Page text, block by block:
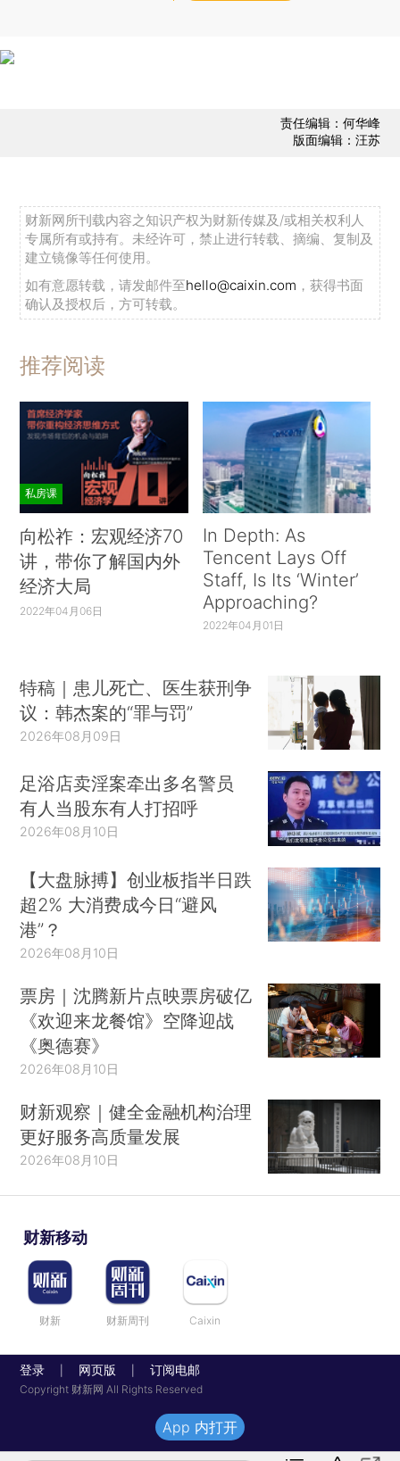
责任编辑：何华峰
版面编辑：汪苏
财新网所刊载内容之知识产权为财新传媒及/或相关权利人
专属所有或持有。未经许可，禁止进行转载、摘编、复制及
建立镜像等任何使用。
如有意愿转载，请发邮件至hello@caixin.com ，获得书面
确认及授权后，方可转载。
推荐阅读
私房课
向松祚：宏观经济70
讲，带你了解国内外
经济大局
2022年04月06日
In Depth: As
Tencent Lays Off
Staff, Is Its ‘Winter’
Approaching?
2022年04月01日
特稿｜患儿死亡、医生获刑争
议：韩杰案的“罪与罚”
2026年08月09日
足浴店卖淫案牵出多名警员
有人当股东有人打招呼
2026年08月10日
【大盘脉搏】创业板指半日跌
超2% 大消费成今日“避风
港”？
2026年08月10日
票房｜沈腾新片点映票房破亿
《欢迎来龙餐馆》空降迎战
《奥德赛》
2026年08月10日
财新观察｜健全金融机构治理
更好服务高质量发展
2026年08月10日
财新移动
财新 财新周刊 Caixin
登录 网页版 订阅电邮
Copyright 财新网 All Rights Reserved
App 内打开